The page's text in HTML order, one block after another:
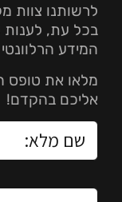
לרשותנו צוות
בכל עת,
המידע
מלאו את טופס
אליכם בהקדם!